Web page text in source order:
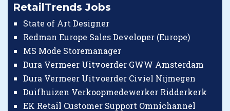
RetailTrends Jobs
State of Art Designer
Redman Europe Sales Developer (Europe)
MS Mode Storemanager
Dura Vermeer Uitvoerder GWW Amsterdam
Dura Vermeer Uitvoerder Civiel Nijmegen
Duifhuizen Verkoopmedewerker Ridderkerk
EK Retail Customer Support Omnichannel